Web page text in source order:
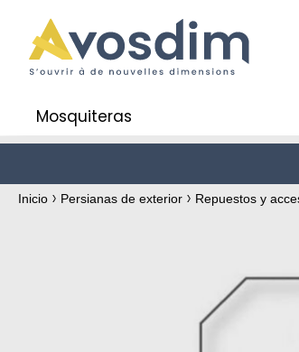
Mosquiteras
Inicio Persianas de exterior Repuestos y